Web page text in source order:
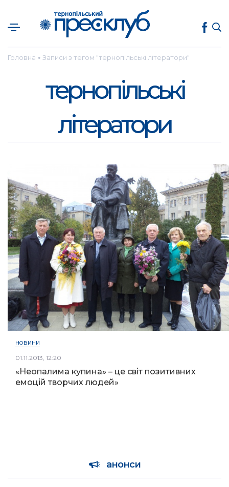
Головна ● Записи з тегом "тернопільські літератори"
тернопільські
літератори
НОВИНИ
01.11.2013, 12:20
«Неопалима купина» – це світ позитивних
емоцій творчих людей»
анонси